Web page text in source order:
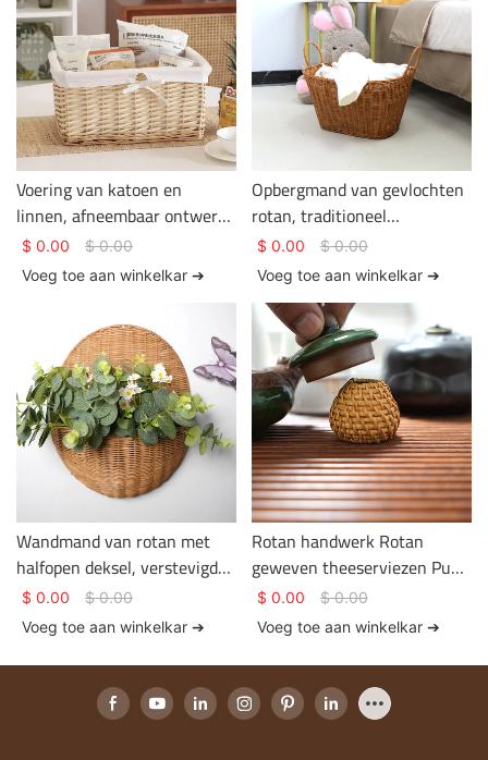
Voering van katoen en
linnen, afneembaar ontwerp,
geweven rotan opbergmand.
$ 0.00 $0.00
Voeg toe aan winkelkar ➔
Opbergmand van gevlochten
rotan, traditioneel
rotanvlechtwerk,
kledingopslag, mand met
edelstenen
$ 0.00 $0.00
Voeg toe aan winkelkar ➔
Wandmand van rotan met
halfopen deksel, verstevigde
randen en handvatten,
multifunctionele opbergmand
$ 0.00 $0.00
Voeg toe aan winkelkar ➔
Rotan handwerk Rotan
geweven theeserviezen Puur
handgeweven in een
pastorale stijl
$ 0.00 $0.00
Voeg toe aan winkelkar ➔